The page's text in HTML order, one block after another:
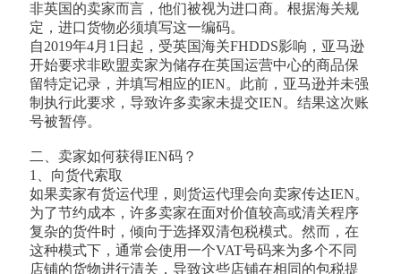
非英国的卖家而言，他们被视为进口商。根据海关规
定，进口货物必须填写这一编码。
自2019年4月1日起，受英国海关FHDDS影响，亚马逊
开始要求非欧盟卖家为储存在英国运营中心的商品保
留特定记录，并填写相应的IEN。此前，亚马逊并未强
制执行此要求，导致许多卖家未提交IEN。结果这次账
号被暂停。
二、卖家如何获得IEN码？
1、向货代索取
如果卖家有货运代理，则货运代理会向卖家传达IEN。
为了节约成本，许多卖家在面对价值较高或清关程序
复杂的货件时，倾向于选择双清包税模式。然而，在
这种模式下，通常会使用一个VAT号码来为多个不同
店铺的货物进行清关，导致这些店铺在相同的包税提